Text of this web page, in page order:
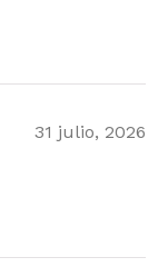
31 julio, 2026